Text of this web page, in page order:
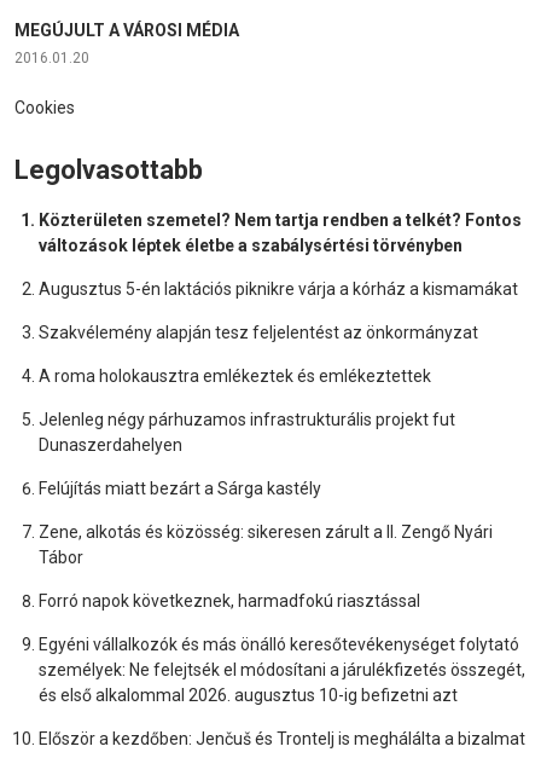
MEGÚJULT A VÁROSI MÉDIA
2016.01.20
Cookies
Legolvasottabb
Közterületen szemetel? Nem tartja rendben a telkét? Fontos
változások léptek életbe a szabálysértési törvényben
Augusztus 5-én laktációs piknikre várja a kórház a kismamákat
Szakvélemény alapján tesz feljelentést az önkormányzat
A roma holokausztra emlékeztek és emlékeztettek
Jelenleg négy párhuzamos infrastrukturális projekt fut
Dunaszerdahelyen
Felújítás miatt bezárt a Sárga kastély
Zene, alkotás és közösség: sikeresen zárult a II. Zengő Nyári
Tábor
Forró napok következnek, harmadfokú riasztással
Egyéni vállalkozók és más önálló keresőtevékenységet folytató
személyek: Ne felejtsék el módosítani a járulékfizetés összegét,
és első alkalommal 2026. augusztus 10-ig befizetni azt
Először a kezdőben: Jenčuš és Trontelj is meghálálta a bizalmat